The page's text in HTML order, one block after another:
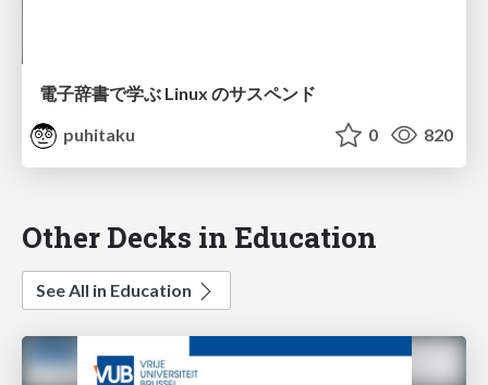
電子辞書で学ぶ Linux のサスペンド
puhitaku
0 820
Other Decks in Education
See All in Education